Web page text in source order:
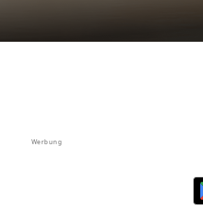
Werbung